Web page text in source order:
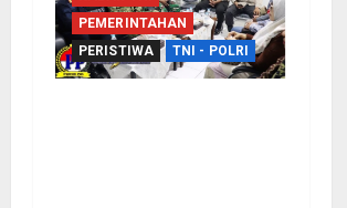
PEMERINTAHAN
PERISTIWA
TNI - POLRI